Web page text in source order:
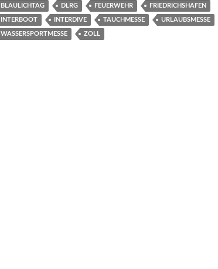
BLAULICHTAG DLRG FEUERWEHR FRIEDRICHSHAFEN
INTERBOOT INTERDIVE TAUCHMESSE URLAUBSMESSE
WASSERSPORTMESSE ZOLL